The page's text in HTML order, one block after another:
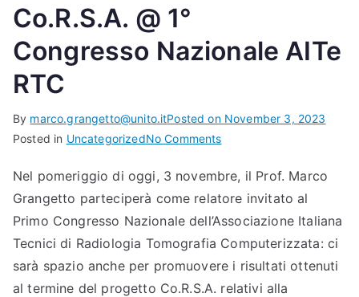
Co.R.S.A. @ 1°
Congresso Nazionale AITe
RTC
By marco.grangetto@unito.itPosted on November 3, 2023
Posted in UncategorizedNo Commentson
@
1°
Congresso Nazionale
Nel pomeriggio di oggi, 3 novembre, il Prof. Marco
Grangetto parteciperà come relatore invitato al
Primo Congresso Nazionale dell’Associazione Italiana
Tecnici di Radiologia Tomografia Computerizzata: ci
sarà spazio anche per promuovere i risultati ottenuti
al termine del progetto Co.R.S.A. relativi alla